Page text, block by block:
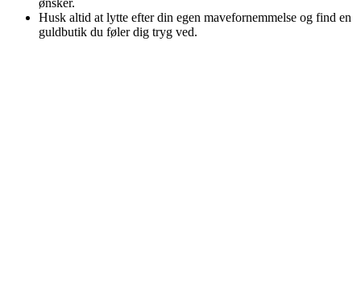
ønsker.
Husk altid at lytte efter din egen mavefornemmelse og find en
guldbutik du føler dig tryg ved.